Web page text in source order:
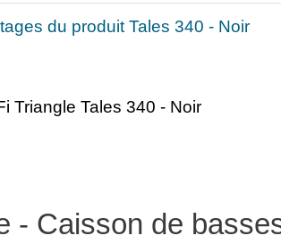
du produit Tales 340 - Noir
Triangle Tales 340 - Noir
- Caisson de